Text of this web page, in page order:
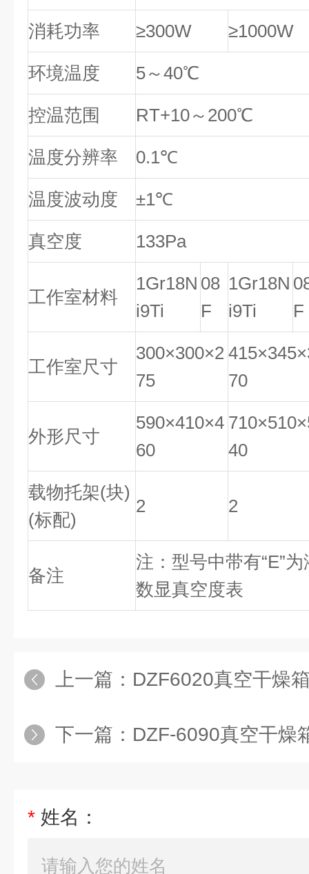
消耗功率 ≥300W ≥1000W
环境温度 5～40℃
控温范围 RT+10～200℃
温度分辨率 0.1℃
温度波动度 ±1℃
真空度 133Pa
工作室材料
1Gr18N
i9Ti
08
F
1Gr18N
i9Ti
F
工作室尺寸
300×300×2
75
70
外形尺寸
590×410×4
60
40
载物托架(块)
(标配)
2 2
备注
注：型号中带有“E”
数显真空度表
上一篇： DZF6020真空干燥
下一篇： DZF-6090真空干燥箱
* 姓名：